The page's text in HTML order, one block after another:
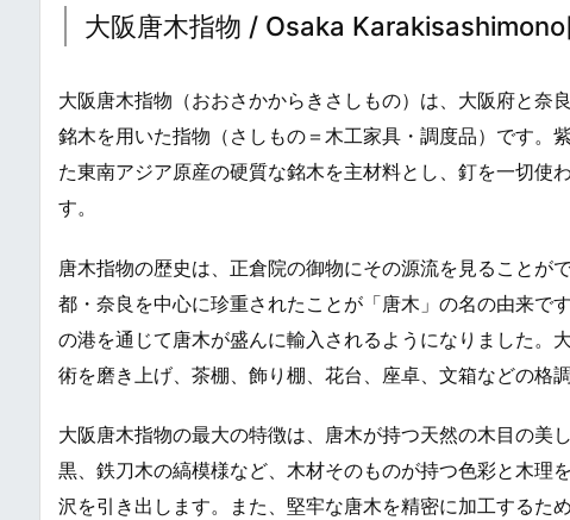
大阪唐木指物 / Osaka
大阪唐木指物（おおさかからきさしもの）は、大阪府と奈
銘木を用いた指物（さしもの＝木工家具・調度品）です。
た東南アジア原産の硬質な銘木を主材料とし、釘を一切使
す。
唐木指物の歴史は、正倉院の御物にその源流を見ること
都・奈良を中心に珍重されたことが「唐木」の名の由来で
の港を通じて唐木が盛んに輸入されるようになりました。
術を磨き上げ、茶棚、飾り棚、花台、座卓、文箱などの格
大阪唐木指物の最大の特徴は、唐木が持つ天然の木目の美
黒、鉄刀木の縞模様など、木材そのものが持つ色彩と木理
沢を引き出します。また、堅牢な唐木を精密に加工するた